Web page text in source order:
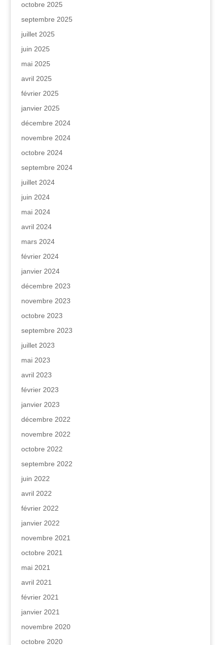
octobre 2025
septembre 2025
juillet 2025
juin 2025
mai 2025
avril 2025
février 2025
janvier 2025
décembre 2024
novembre 2024
octobre 2024
septembre 2024
juillet 2024
juin 2024
mai 2024
avril 2024
mars 2024
février 2024
janvier 2024
décembre 2023
novembre 2023
octobre 2023
septembre 2023
juillet 2023
mai 2023
avril 2023
février 2023
janvier 2023
décembre 2022
novembre 2022
octobre 2022
septembre 2022
juin 2022
avril 2022
février 2022
janvier 2022
novembre 2021
octobre 2021
mai 2021
avril 2021
février 2021
janvier 2021
novembre 2020
octobre 2020